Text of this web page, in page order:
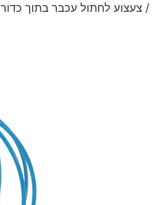
/ צעצוע לחתול עכבר בתוך כדור